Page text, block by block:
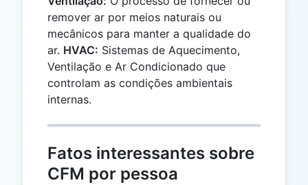
remover ar por meios naturais ou
mecânicos para manter a qualidade do
ar. HVAC: Sistemas de Aquecimento,
Ventilação e Ar Condicionado que
controlam as condições ambientais
internas.
Fatos interessantes sobre
CFM por pessoa